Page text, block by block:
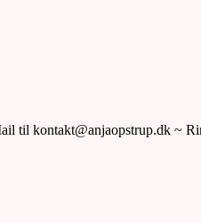
til kontakt@anjaopstrup.dk ~